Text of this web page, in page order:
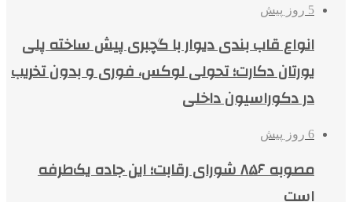
5 روز پیش
انواع قاب بندی دیوار با گچبری پیش ساخته پلی
یورتان دکارت؛ تحولی لوکس، فوری و بدون تخریب
در دکوراسیون داخلی
6 روز پیش
مصوبه ۸۵۶ شورای رقابت؛ این جاده یک‌طرفه
است